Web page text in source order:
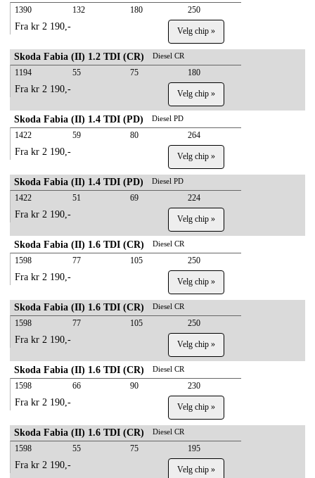
1390 132 180 250
Fra kr 2 190,- Velg chip »
Skoda Fabia (II) 1.2 TDI (CR) Diesel CR
1194 55 75 180
Fra kr 2 190,- Velg chip »
Skoda Fabia (II) 1.4 TDI (PD) Diesel PD
1422 59 80 264
Fra kr 2 190,- Velg chip »
Skoda Fabia (II) 1.4 TDI (PD) Diesel PD
1422 51 69 224
Fra kr 2 190,- Velg chip »
Skoda Fabia (II) 1.6 TDI (CR) Diesel CR
1598 77 105 250
Fra kr 2 190,- Velg chip »
Skoda Fabia (II) 1.6 TDI (CR) Diesel CR
1598 77 105 250
Fra kr 2 190,- Velg chip »
Skoda Fabia (II) 1.6 TDI (CR) Diesel CR
1598 66 90 230
Fra kr 2 190,- Velg chip »
Skoda Fabia (II) 1.6 TDI (CR) Diesel CR
1598 55 75 195
Fra kr 2 190,- Velg chip »